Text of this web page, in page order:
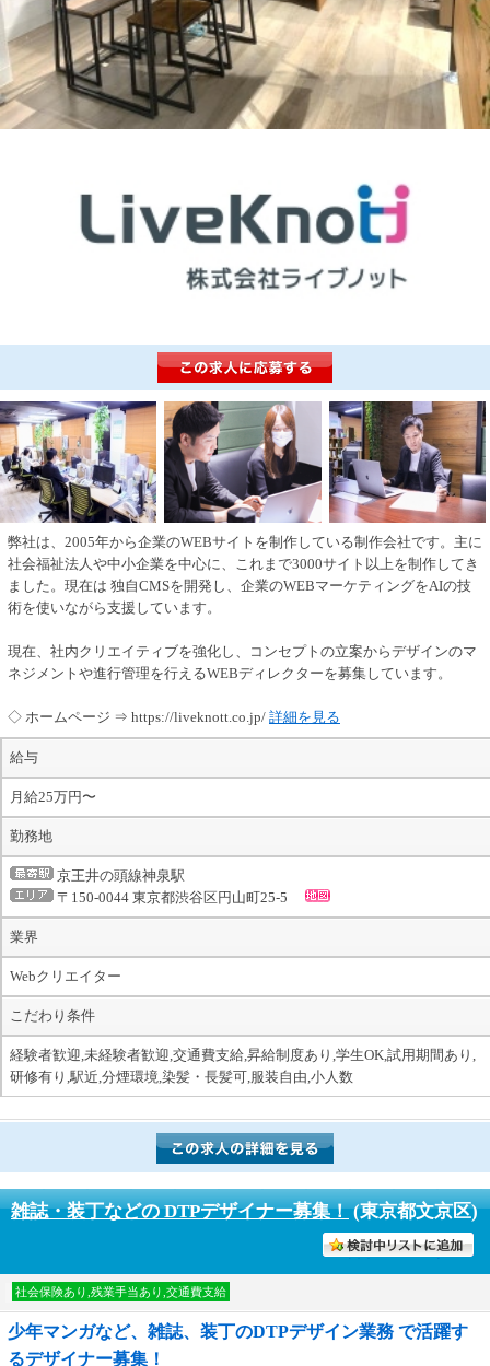
弊社は、2005年から企業のWEBサイトを制作している制作会社です。主に
社会福祉法人や中小企業を中心に、これまで3000サイト以上を制作してき
ました。現在は 独自CMSを開発し、企業のWEBマーケティングをAIの技
術を使いながら支援しています。
現在、社内クリエイティブを強化し、コンセプトの立案からデザインのマ
ネジメントや進行管理を行えるWEBディレクターを募集しています。
◇ ホームページ ⇒ https://liveknott.co.jp/ 詳細を見る
給与
月給25万円〜
勤務地
京王井の頭線神泉駅
〒150-0044 東京都渋谷区円山町25-5
業界
Webクリエイター
こだわり条件
経験者歓迎,未経験者歓迎,交通費支給,昇給制度あり,学生OK,試用期間あり,
研修有り,駅近,分煙環境,染髪・長髪可,服装自由,小人数
雑誌・装丁などの DTPデザイナー募集！(東京都文京区)
討中リストに入れる
社会保険あり,残業手当あり,交通費支給
少年マンガなど、雑誌、装丁のDTPデザイン業務 で活躍す
るデザイナー募集！